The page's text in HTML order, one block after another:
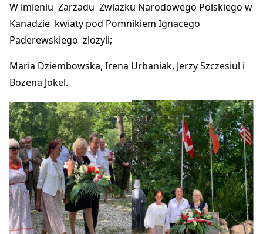
W imieniu Zarzadu Zwiazku Narodowego Polskiego w
Kanadzie kwiaty pod Pomnikiem Ignacego
Paderewskiego zlozyli;
Maria Dziembowska, Irena Urbaniak, Jerzy Szczesiul i
Bozena Jokel.